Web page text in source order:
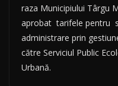
raza Municipiului Târgu
aprobat tarifele pentru
administrare prin
către Serviciul Public
Urbană.